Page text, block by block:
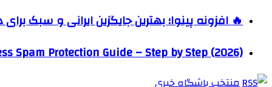
🔥 افزونه پینوا؛ بهترین جایگزین ایرانی و سبک
Spam Protection Guide – Step by Step (2026)
منتخب باشگاه خبری